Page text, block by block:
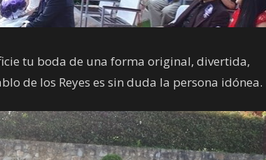
tu boda de una forma original, divertida,
de los Reyes es sin duda la persona idónea.